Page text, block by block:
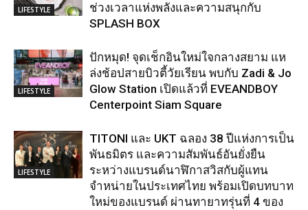
LIFESTYLE
ช่วงเวลาแห่งพลังและความสนุกกับ
SPLASH BOX
LIFESTYLE
ปักหมุด! จุดเช็กอินใหม่ใจกลางสยาม แห
ล่งช้อปสายบิวตี้วัยเรียน พบกับ Zadi & Jo
Glow Station เปิดแล้วที่ EVEANDBOY
Centerpoint Siam Square
LIFESTYLE
TITONI และ UKT ฉลอง 38 ปีแห่งการเป็น
พันธมิตร และความสัมพันธ์อันยั่งยืน
ระหว่างแบรนด์นาฬิกาสวิสกับผู้แทน
จำหน่ายในประเทศไทย พร้อมเปิดบทบาท
ใหม่ของแบรนด์ ผ่านทายาทรุ่นที่ 4 ของ